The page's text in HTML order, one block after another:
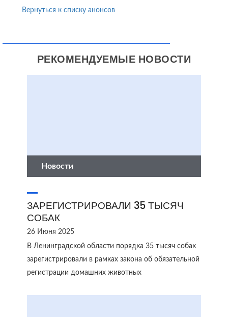
Вернуться к списку анонсов
РЕКОМЕНДУЕМЫЕ НОВОСТИ
Новости
ЗАРЕГИСТРИРОВАЛИ 35 ТЫСЯЧ
СОБАК
26 Июня 2025
В Ленинградской области порядка 35 тысяч собак
зарегистрировали в рамках закона об обязательной
регистрации домашних животных